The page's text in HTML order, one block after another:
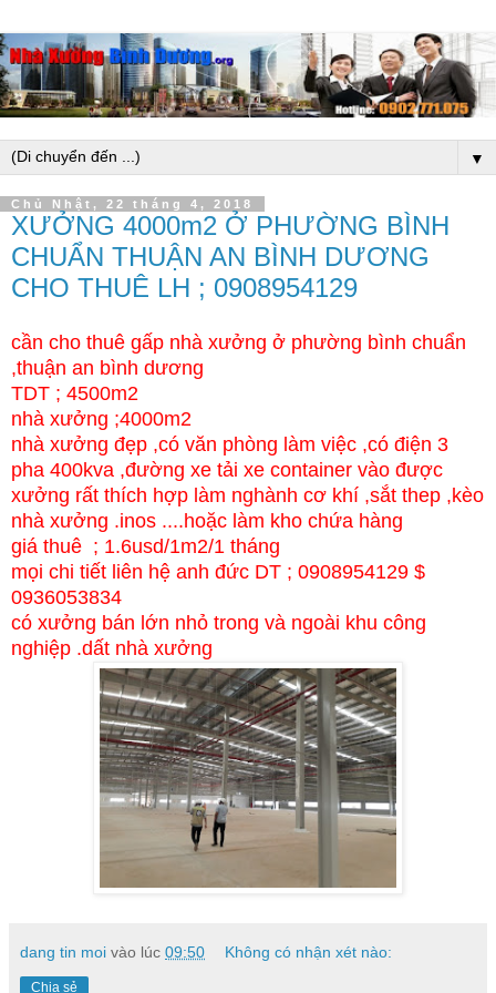
▼
Chủ Nhật, 22 tháng 4, 2018
XƯỞNG 4000m2 Ở PHƯỜNG BÌNH
CHUẨN THUẬN AN BÌNH DƯƠNG
CHO THUÊ LH ; 0908954129
cần cho thuê gấp nhà xưởng ở phường bình chuẩn
,thuận an bình dương
TDT ; 4500m2
nhà xưởng ;4000m2
nhà xưởng đẹp ,có văn phòng làm việc ,có điện 3
pha 400kva ,đường xe tải xe container vào được
xưởng rất thích hợp làm nghành cơ khí ,sắt thep ,kèo
nhà xưởng .inos ....hoặc làm kho chứa hàng
giá thuê ; 1.6usd/1m2/1 tháng
mọi chi tiết liên hệ anh đức DT ; 0908954129 $
0936053834
có xưởng bán lớn nhỏ trong và ngoài khu công
nghiệp .dất nhà xưởng
dang tin moi vào lúc 09:50 Không có nhận xét nào:
Chia sẻ